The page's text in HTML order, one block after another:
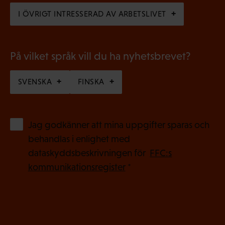
)
s
k
)
I ÖVRIGT INTRESSERAD AV ARBETSLIVET
På vilket språk vill du ha nyhetsbrevet?
SVENSKA FINSKA
Jag godkänner att mina uppgifter sparas och
behandlas i enlighet med
dataskyddsbeskrivningen för FFC:s
kommunikationsregister*